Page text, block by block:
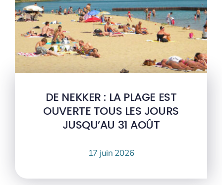
DE NEKKER : LA PLAGE EST
OUVERTE TOUS LES JOURS
JUSQU’AU 31 AOÛT
17 juin 2026